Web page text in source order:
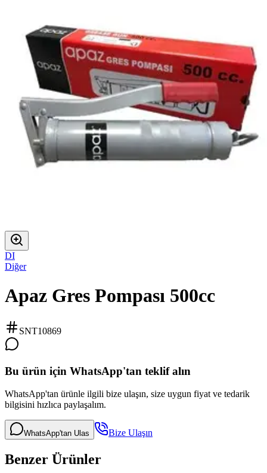
DI
Diğer
Apaz Gres Pompası 500cc
SNT10869
Bu ürün için WhatsApp'tan teklif alın
WhatsApp'tan ürünle ilgili bize ulaşın, size uygun fiyat ve tedarik
bilgisini hızlıca paylaşalım.
WhatsApp'tan Ulas Bize Ulaşın
Benzer Ürünler